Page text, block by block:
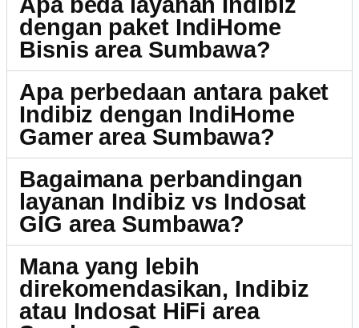
dengan paket IndiHome
Bisnis area Sumbawa?
Apa perbedaan antara paket
Indibiz dengan IndiHome
Gamer area Sumbawa?
Bagaimana perbandingan
layanan Indibiz vs Indosat
GIG area Sumbawa?
Mana yang lebih
direkomendasikan, Indibiz
atau Indosat HiFi area